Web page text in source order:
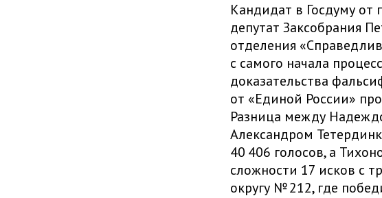
Кандидат в Госдуму от
депутат Заксобрания
отделения
с самого начала
доказательства
от «Единой России»
Разница между
Александром
40 406 голосов, а
сложности 17 исков с
округу № 212, где